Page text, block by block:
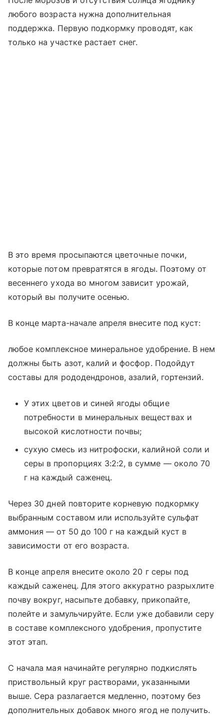
любого возраста нужна дополнительная
поддержка. Первую подкормку проводят, как
только на участке растает снег.
В это время просыпаются цветочные почки,
которые потом превратятся в ягоды. Поэтому от
весеннего ухода во многом зависит урожай,
который вы получите осенью.
В конце марта-начале апреля внесите под куст:
любое комплексное минеральное удобрение. В нем
должны быть азот, калий и фосфор. Подойдут
составы для рододендронов, азалий, гортензий.
У этих цветов и синей ягоды общие
потребности в минеральных веществах и
высокой кислотности почвы;
сухую смесь из нитрофоски, калийной соли и
серы в пропорциях 3:2:2, в сумме — около 70
г на каждый саженец.
Через 30 дней повторите корневую подкормку
выбранным составом или используйте сульфат
аммония — от 50 до 100 г на каждый куст в
зависимости от его возраста.
В конце апреля внесите около 20 г серы под
каждый саженец. Для этого аккуратно разрыхлите
почву вокруг, насыпьте добавку, прикопайте,
полейте и замульчируйте. Если уже добавили серу
в составе комплексного удобрения, пропустите
этот этап.
С начала мая начинайте регулярно подкислять
приствольный круг растворами, указанными
выше. Сера разлагается медленно, поэтому без
дополнительных добавок много ягод не получить.